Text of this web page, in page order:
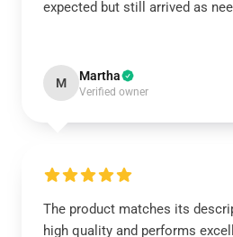
expected but still arrived as
M Martha
Verified owner
The product matches its
high quality and performs